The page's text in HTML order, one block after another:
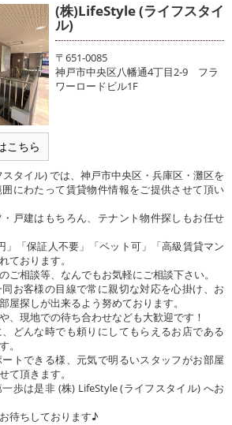
こちら
(株)LifeStyle (ライフスタイ
ル)
〒651-0085
神戸市中央区八幡通4丁目2-9 フラ
ワーロードビル1F
タイル) では、神戸市中央区・兵庫区・灘区を
にわたって賃貸物件情報をご提供させて頂い
戸建はもちろん、テナント物件探しもお任せ
」「保証人不要」「ペット可」「高級賃貸マン
ております。
ご相談等、なんでもお気軽にご相談下さい。
お客様の目線で常に親切な対応を心掛け、お
屋探しが出来るよう努めております。
、現地での待ち合わせなども大歓迎です！
どんな時でも頼りにしてもらえるお店である
。
トできる様、元気で明るいスタッフがお部屋
て頂きます。
歩は是非 (株) LifeStyle (ライフスタイル) へお
待ちしております♪